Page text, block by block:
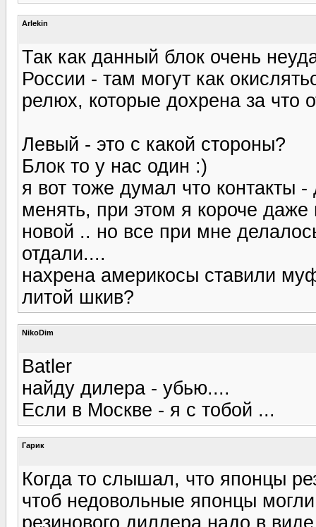
Arlekin
Так как данный блок очень
России - там могут как
релюх, которые дохрена за что
Левый - это с какой стороны?
Блок то у нас один :)
я вот тоже думал что контакты
менять, при этом я короче
новой .. но все при мне
отдали....
нахрена америкосы ставили
литой шкив?
NikoDim
Batler
найду дилера - убью....
Если в Москве - я с тобой ...
Гарик
Когда то слышал, что японцы
чтоб недовольные японцы